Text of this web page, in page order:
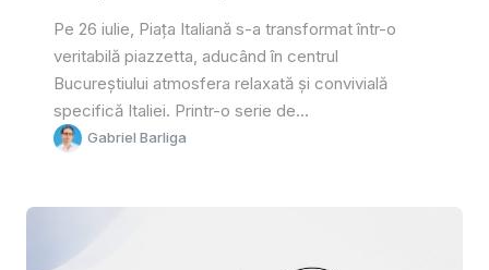
Pe 26 iulie, Piața Italiană s-a transformat într-o
veritabilă piazzetta, aducând în centrul
Bucureștiului atmosfera relaxată și convivială
specifică Italiei. Printr-o serie de...
Gabriel Barliga